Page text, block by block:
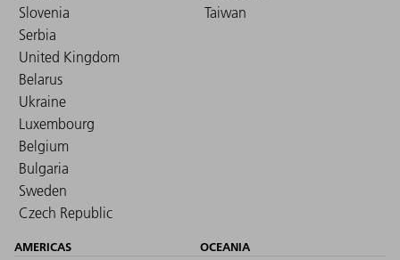
Slovenia
Serbia
United Kingdom
Belarus
Ukraine
Luxembourg
Belgium
Bulgaria
Sweden
Czech Republic
Taiwan
AMERICAS OCEANIA